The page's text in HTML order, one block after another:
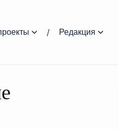
Редакция